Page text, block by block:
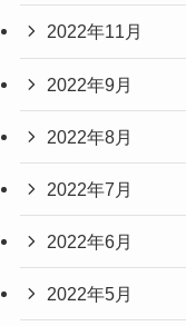
2022年11月
2022年9月
2022年8月
2022年7月
2022年6月
2022年5月